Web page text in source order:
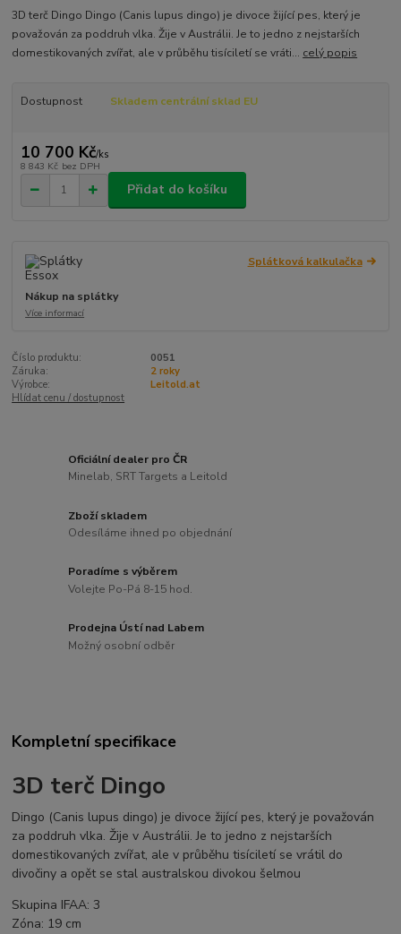
3D terč Dingo Dingo (Canis lupus dingo) je divoce žijící pes, který je
považován za poddruh vlka. Žije v Austrálii. Je to jedno z nejstarších
domestikovaných zvířat, ale v průběhu tisíciletí se vráti... celý popis
Dostupnost Skladem centrální sklad EU
10 700 Kč/ks
8 843 Kč bez DPH
Přidat do košíku
Splátková kalkulačka
Nákup na splátky
Více informací
Číslo produktu:
0051
Záruka:
2 roky
Výrobce:
Leitold.at
Hlídat cenu / dostupnost
Oficiální dealer pro ČR
Minelab, SRT Targets a Leitold
Zboží skladem
Odesíláme ihned po objednání
Poradíme s výběrem
Volejte Po-Pá 8-15 hod.
Prodejna Ústí nad Labem
Možný osobní odběr
Kompletní specifikace
3D terč Dingo
Dingo (Canis lupus dingo) je divoce žijící pes, který je považován
za poddruh vlka. Žije v Austrálii. Je to jedno z nejstarších
domestikovaných zvířat, ale v průběhu tisíciletí se vrátil do
divočiny a opět se stal australskou divokou šelmou
Skupina IFAA: 3
Zóna: 19 cm